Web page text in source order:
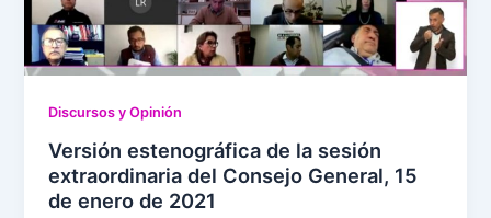
Discursos y Opinión
Versión estenográfica de la sesión
extraordinaria del Consejo General, 15
de enero de 2021